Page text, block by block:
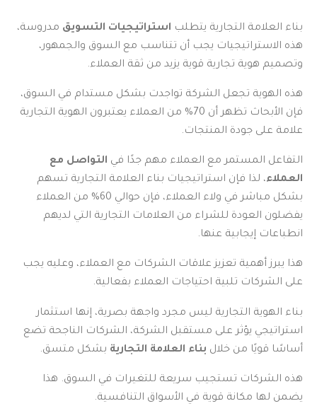
بناء العلامة التجارية يتطلب استراتيجيات التسويق مدروسة،
هذه الاستراتيجيات يجب أن تتناسب مع السوق والجمهور،
وتصميم هوية تجارية قوية يزيد من ثقة العملاء.
هذه الهوية تجعل الشركة تواجدت بشكل مستدام في السوق،
فإن الأبحاث تظهر أن 70% من العملاء يعتبرون الهوية التجارية
علامة على جودة المنتجات.
التفاعل المستمر مع العملاء مهم جدًا في التواصل مع
العملاء، لذا فإن استراتيجيات بناء العلامة التجارية تسهم
بشكل مباشر في ولاء العملاء، فإن حوالي 60% من العملاء
يفضلون العودة للشراء من العلامات التجارية التي لديهم
انطباعات إيجابية عنها.
هذا يبرز أهمية تعزيز علاقات الشركات مع العملاء، وعليه يجب
على الشركات تلبية احتياجات العملاء بفعالية.
بناء الهوية التجارية ليس مجرد واجهة بصرية، إنها استثمار
استراتيجي يؤثر على مستقبل الشركة، الشركات الناجحة تضع
أساسًا قويًا من خلال بناء العلامة التجارية بشكل متسق.
هذه الشركات تستجيب سريعة للتغيرات في السوق. هذا
يضمن لها مكانة قوية في الأسواق التنافسية.